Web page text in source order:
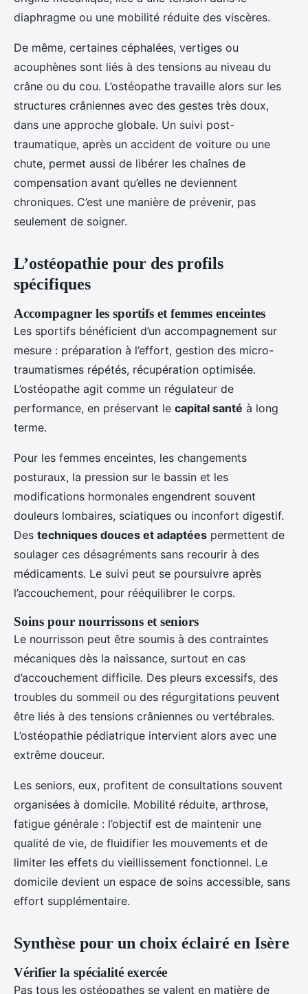
diaphragme ou une mobilité réduite des viscères.
De même, certaines céphalées, vertiges ou
acouphènes sont liés à des tensions au niveau du
crâne ou du cou. L’ostéopathe travaille alors sur les
structures crâniennes avec des gestes très doux,
dans une approche globale. Un suivi post-
traumatique, après un accident de voiture ou une
chute, permet aussi de libérer les chaînes de
compensation avant qu’elles ne deviennent
chroniques. C’est une manière de prévenir, pas
seulement de soigner.
L’ostéopathie pour des profils
spécifiques
Accompagner les sportifs et femmes enceintes
Les sportifs bénéficient d’un accompagnement sur
mesure : préparation à l’effort, gestion des micro-
traumatismes répétés, récupération optimisée.
L’ostéopathe agit comme un régulateur de
performance, en préservant le capital santé à long
terme.
Pour les femmes enceintes, les changements
posturaux, la pression sur le bassin et les
modifications hormonales engendrent souvent
douleurs lombaires, sciatiques ou inconfort digestif.
Des techniques douces et adaptées permettent de
soulager ces désagréments sans recourir à des
médicaments. Le suivi peut se poursuivre après
l’accouchement, pour rééquilibrer le corps.
Soins pour nourrissons et seniors
Le nourrisson peut être soumis à des contraintes
mécaniques dès la naissance, surtout en cas
d’accouchement difficile. Des pleurs excessifs, des
troubles du sommeil ou des régurgitations peuvent
être liés à des tensions crâniennes ou vertébrales.
L’ostéopathie pédiatrique intervient alors avec une
extrême douceur.
Les seniors, eux, profitent de consultations souvent
organisées à domicile. Mobilité réduite, arthrose,
fatigue générale : l’objectif est de maintenir une
qualité de vie, de fluidifier les mouvements et de
limiter les effets du vieillissement fonctionnel. Le
domicile devient un espace de soins accessible, sans
effort supplémentaire.
Synthèse pour un choix éclairé en Isère
Vérifier la spécialité exercée
Pas tous les ostéopathes se valent en matière de